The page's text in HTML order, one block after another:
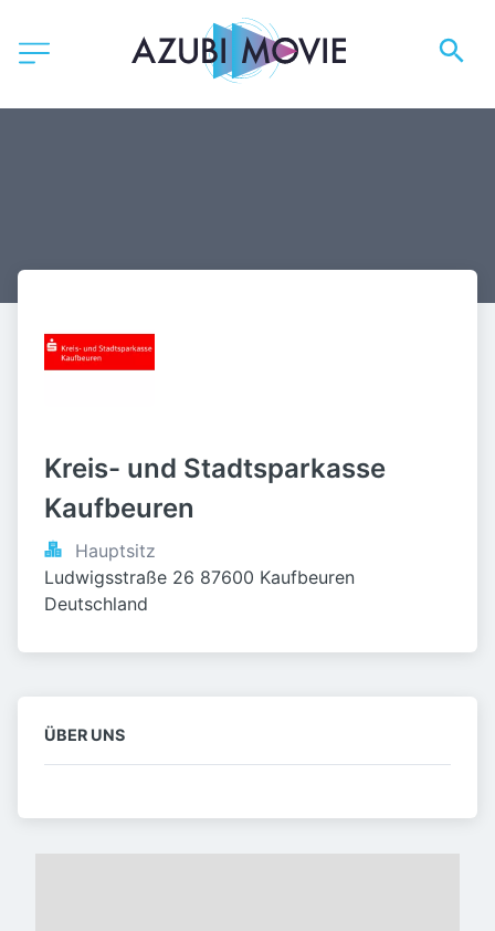
Kreis- und Stadtsparkasse
Kaufbeuren
Hauptsitz
Ludwigsstraße 26 87600 Kaufbeuren
Deutschland
ÜBER UNS